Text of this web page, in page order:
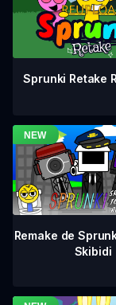
Sprunki Retake
Remake de
Skibidi